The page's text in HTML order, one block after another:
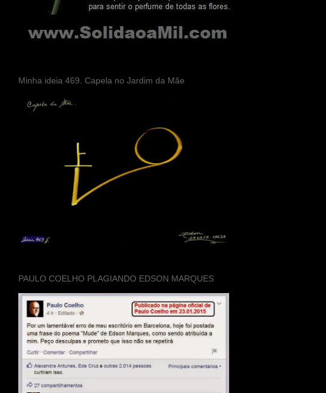
Minha ideia 469. Capela no Jardim da Mãe
PAULO COELHO PLAGIANDO EDSON MARQUES